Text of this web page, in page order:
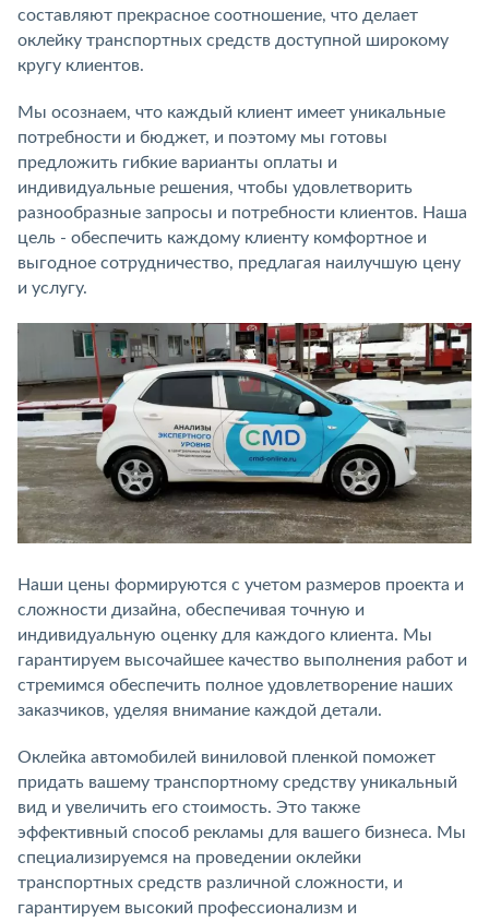
составляют прекрасное соотношение, что делает
оклейку транспортных средств доступной широкому
кругу клиентов.
Мы осознаем, что каждый клиент имеет уникальные
потребности и бюджет, и поэтому мы готовы
предложить гибкие варианты оплаты и
индивидуальные решения, чтобы удовлетворить
разнообразные запросы и потребности клиентов. Наша
цель - обеспечить каждому клиенту комфортное и
выгодное сотрудничество, предлагая наилучшую цену
и услугу.
Наши цены формируются с учетом размеров проекта и
сложности дизайна, обеспечивая точную и
индивидуальную оценку для каждого клиента. Мы
гарантируем высочайшее качество выполнения работ и
стремимся обеспечить полное удовлетворение наших
заказчиков, уделяя внимание каждой детали.
Оклейка автомобилей виниловой пленкой поможет
придать вашему транспортному средству уникальный
вид и увеличить его стоимость. Это также
эффективный способ рекламы для вашего бизнеса. Мы
специализируемся на проведении оклейки
транспортных средств различной сложности, и
гарантируем высокий профессионализм и